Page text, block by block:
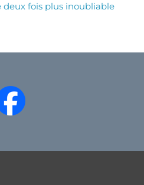
deux fois plus inoubliable